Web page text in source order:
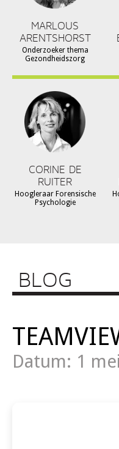
MARLOUS
ARENTSHORST
Onderzoeker thema
Gezondheidszorg
CORINE DE
RUITER
Hoogleraar Forensische
Psychologie
BLOG
Datum: 1